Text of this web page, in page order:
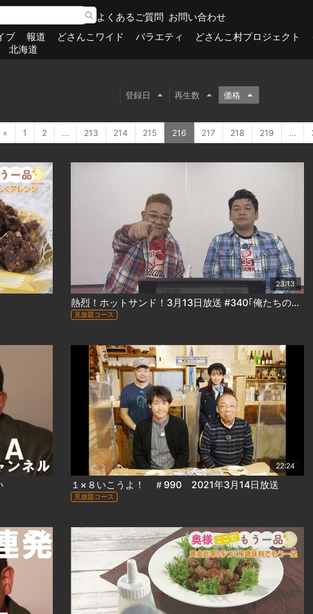
よくあるご質問 お問い合わせ
ブ 報道 どさんこワイド バラエティ どさんこ村プロジェクト
北海道
登録日 再生数 価格
« 1 2 ... 213 214 215 216 217 218 219 ...
23:13
熱烈！ホットサンド！3月13日放送 #340｢俺たちの部活動 完結編１｣
見放題コース
22:24
１×８いこうよ！ ＃990 2021年3月14日放送
見放題コース